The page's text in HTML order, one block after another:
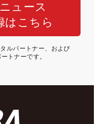
ュース
はこちら
ルパートナー、および
トナーです。